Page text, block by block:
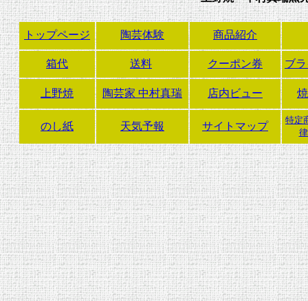
トップページ 陶芸体験 商品紹介
箱代 送料 クーポン券 ブ
上野焼 陶芸家 中村真瑞 店内ビュー
のし紙 天気予報 サイトマップ
特定